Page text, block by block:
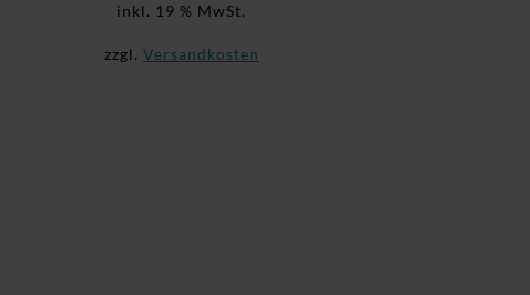
inkl. 19 % MwSt.
zzgl. Versandkosten